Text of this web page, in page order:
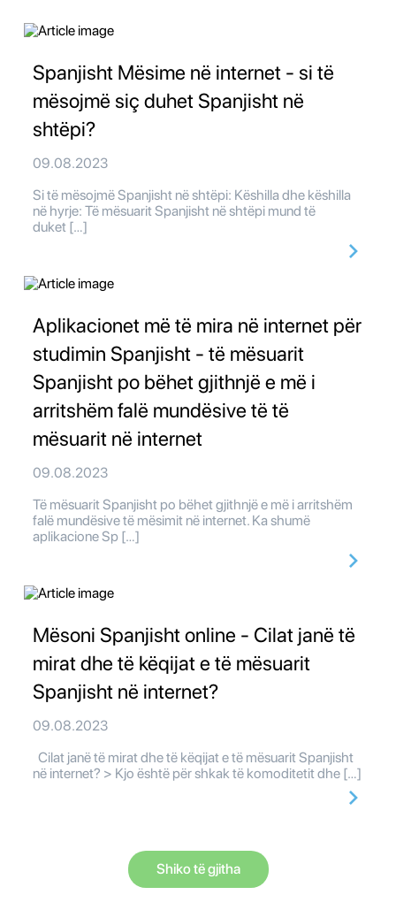
Spanjisht Mësime në internet - si të
mësojmë siç duhet Spanjisht në
shtëpi?
09.08.2023
Si të mësojmë Spanjisht në shtëpi: Këshilla dhe këshilla
në hyrje: Të mësuarit Spanjisht në shtëpi mund të
duket […]
Aplikacionet më të mira në internet për
studimin Spanjisht - të mësuarit
Spanjisht po bëhet gjithnjë e më i
arritshëm falë mundësive të të
mësuarit në internet
09.08.2023
Të mësuarit Spanjisht po bëhet gjithnjë e më i arritshëm
falë mundësive të mësimit në internet. Ka shumë
aplikacione Sp […]
Mësoni Spanjisht online - Cilat janë të
mirat dhe të këqijat e të mësuarit
Spanjisht në internet?
09.08.2023
Cilat janë të mirat dhe të këqijat e të mësuarit Spanjisht
në internet? > Kjo është për shkak të komoditetit dhe […]
Shiko të gjitha